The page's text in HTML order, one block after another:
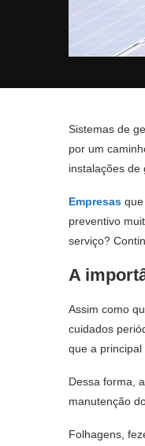
Sistemas de
por um
instalações de
Empresas
preventivo
serviço?
A
Assim como
cuidados
que a principal
Dessa forma,
manutenção
Folhagens,